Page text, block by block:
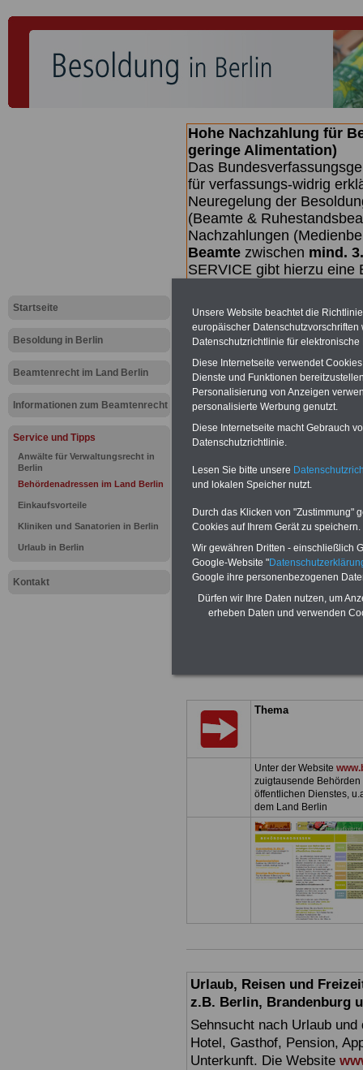
Startseite
Besoldung in Berlin
Beamtenrecht im Land Berlin
Informationen zum Beamtenrecht
Service und Tipps
Anwälte für Verwaltungsrecht in
Berlin
Behördenadressen im Land Berlin
Einkaufsvorteile
Kliniken und Sanatorien in Berlin
Urlaub in Berlin
Kontakt
Hohe Nachzahlung für
geringe Alimentation)
Das
für verfassungs-widrig
Neuregelung der
(Beamte &
Nachzahlungen
Beamte zwischen mind.
SERVICE gibt hierzu eine
Broschüre.
Behördenadressen (u.a.
Verwaltungseinrichtungen
25,00 Euro: Wissenswertes für
und Beamte, Beamten-
Ländern. Alle drei Ratgeber sind
gegliedert und erläutern auch komp-
terinnen und Mitarbeiter des
Dienstes im Land
BEHÖRDEN-ABO
bestellen
ACHTUNG Neue Broschüre zum
Teilweise fünfstellige
Beamtinnen & Beamte in Bund und
durch die Neuregelung der
Alimentation
>>>zur
Thema
Unter der Website
zuigtausende
öffentlichen Dienstes,
dem Land Berlin
Urlaub, Reisen und
z.B. Berlin, Brandenburg
Sehnsucht nach Urlaub
Hotel, Gasthof, Pension,
Unterkunft. Die Website
Unsere Website beachtet die
europäischer
Datenschutzrichtlinie für
Diese Internetseite verwendet
Dienste und Funktionen
Personalisierung von Anzeigen
personalisierte Werbung genutzt.
Diese Internetseite macht Gebrauch
Datenschutzrichtlinie.
Lesen Sie bitte unsere
und lokalen Speicher nutzt.
Durch das Klicken von "Zustimmung"
Cookies auf Ihrem Gerät zu speichern.
Wir gewähren Dritten - einschließlich
Google-Website "
Google ihre personenbezogenen
Dürfen wir Ihre Daten nutzen, um
erheben Daten und verwenden